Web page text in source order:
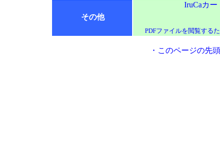
その他
IruCaカー
PDFファイルを閲覧する
・ このページの先